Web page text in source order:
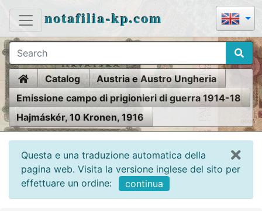
notafilia-kp.com
HomeCatalog
Austria e Austro Ungheria
Emissione campo di prigionieri di guerra 1914-18
Hajmáskér, 10 Kronen, 1916
Questa e una traduzione automatica della
pagina web. Visita la versione inglese del sito per
effettuare un ordine:
continua